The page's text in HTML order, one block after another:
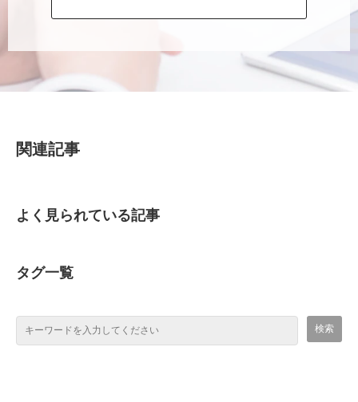
関連記事
よく見られている記事
タグ一覧